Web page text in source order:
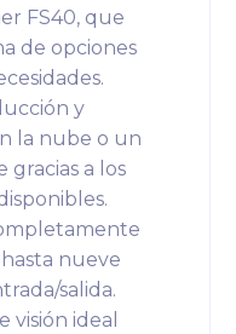
FS40, que
de opciones
y
la nube o un
gracias a los
nueve
salida.
visión ideal